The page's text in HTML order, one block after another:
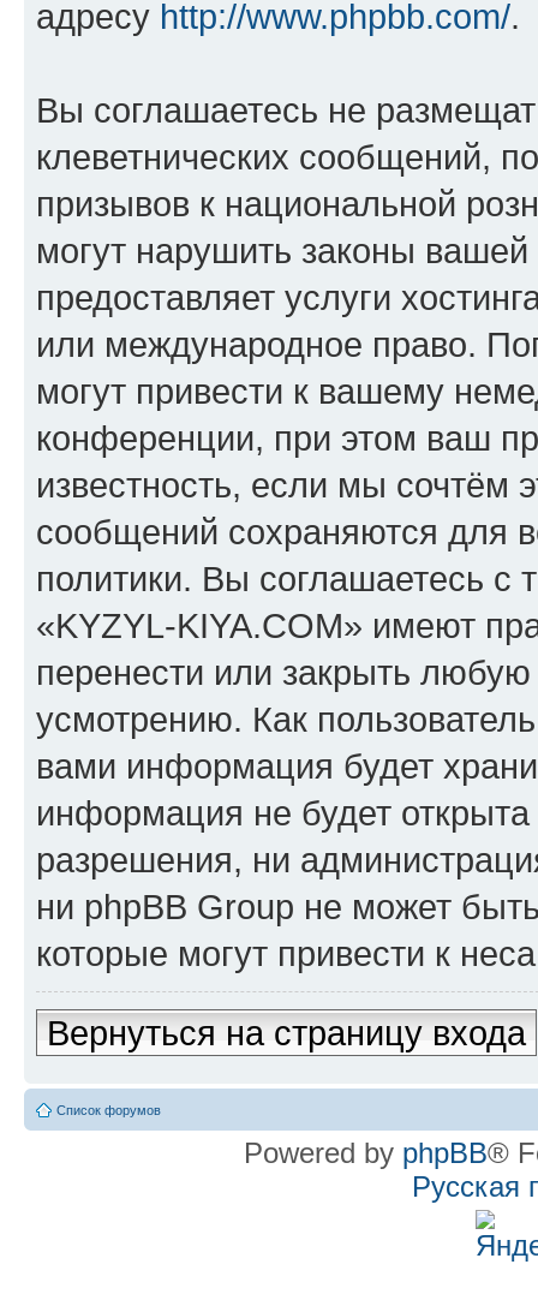
адресу http://www.phpbb.com/.
Вы соглашаетесь не
клеветнических сообщений,
призывов к национальной
могут нарушить законы
предоставляет услуги
или международное право.
могут привести к вашему
конференции, при этом ваш
известность, если мы сочтём
сообщений сохраняются для
политики. Вы соглашаетесь
«KYZYL-KIYA.COM» имеют
перенести или закрыть
усмотрению. Как
вами информация будет
информация не будет
разрешения, ни
ни phpBB Group не может
которые могут привести к
Вернуться на страницу входа
Список форумов
Powered by phpBB®
Русская